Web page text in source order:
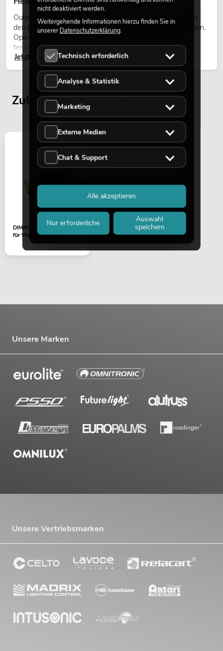
Outdoor Moving-Heads sind bewegliche Scheinwerfer für
den Einsatz im Freien. Sie werden bei Festivals, Stadtfesten,
Open-Air-Konzerten, Architekturinszenierungen und
temporären Außeninstallationen eingesetzt.
Jetzt lesen
Zuletzt angesehene Artikel
DIMAVERY Schulterhalter
für Violine 1/8-1/4
Unsere Marken
Unsere Vertriebsmarken
nicht deaktiviert werden.
Weitergehende Informationen hierzu finden Sie in
unsererDatenschutzerklärung.
Technisch erforderlich
Analyse & Statistik
Marketing
Externe Medien
Chat & Support
Nur erforderliche
Auswahl
speichern
Alle akzeptieren